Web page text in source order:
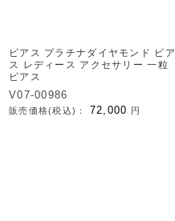
ピアス プラチナダイヤモンド ピア
ス レディース アクセサリー 一粒
ピアス
V07-00986
販売価格(税込)： 72,000 円